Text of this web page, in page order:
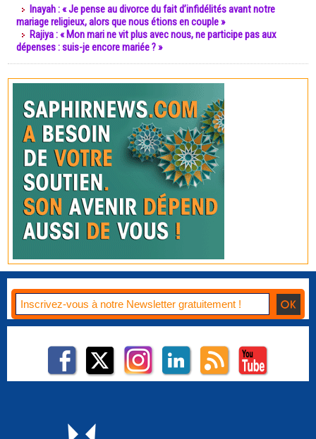
Inayah : « Je pense au divorce du fait d’infidélités avant notre
mariage religieux, alors que nous étions en couple »
Rajiya : « Mon mari ne vit plus avec nous, ne participe pas aux
dépenses : suis-je encore mariée ? »